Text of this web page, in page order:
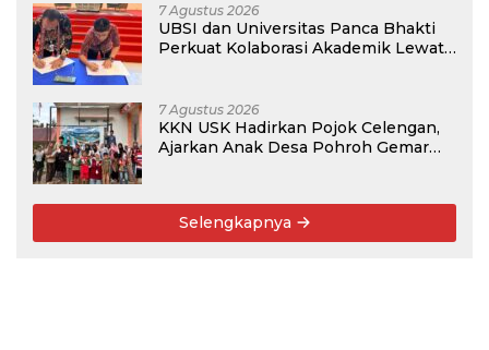
7 Agustus 2026
UBSI dan Universitas Panca Bhakti
Perkuat Kolaborasi Akademik Lewat
7 Agustus 2026
KKN USK Hadirkan Pojok Celengan,
Ajarkan Anak Desa Pohroh Gemar
Selengkapnya